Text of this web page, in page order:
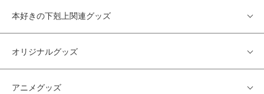
本好きの下剋上関連グッズ
オリジナルグッズ
アニメグッズ